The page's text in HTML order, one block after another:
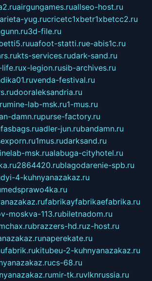
airgungames.ruallseo-host.ru
yug.rucricetc1xbetr1xbetcc2.ru
3d-file.ru
uafoot-statti.rue-abis1c.ru
kts-services.rudark-sand.ru
x-legion.rusib-archives.ru
venda-festival.ru
dooraleksandria.ru
mine-lab-msk.ru1-mus.ru
damn.rupurse-factory.ru
fasbags.ruadler-jun.rubandamn.ru
1mus.rudarksand.ru
msk.rualabuga-cityhotel.ru
2864420.rublagodarenie-spb.ru
4-kuhnyanazakaz.ru
medsprawo4ka.ru
fabrikayfabrikaefabrika.ru
moskva-113.rubiletnadom.ru
brazzers-hd.ruz-host.ru
naperekate.ru
kitubeu-2-kuhnyanazakaz.ru
cs-68.ru
mir-tk.ruvlknrussia.ru